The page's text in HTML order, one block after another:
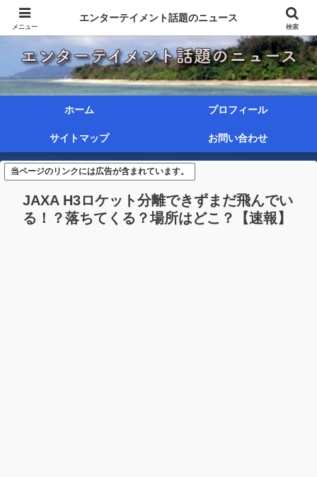
ホーム プロフィール
サイトマップ お問い合わせ
当ページのリンクには広告が含まれています。
JAXA H3ロケット分離できずまだ飛んでい
る！？落ちてくる？場所はどこ？【速報】
メニュー
エンターテイメント話題のニュース
検索